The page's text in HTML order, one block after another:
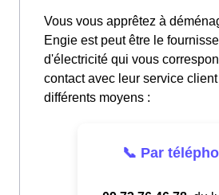
Vous vous apprêtez à
Engie est peut être le
d'électricité qui vous
contact avec leur service
différents moyens :
📞 Par